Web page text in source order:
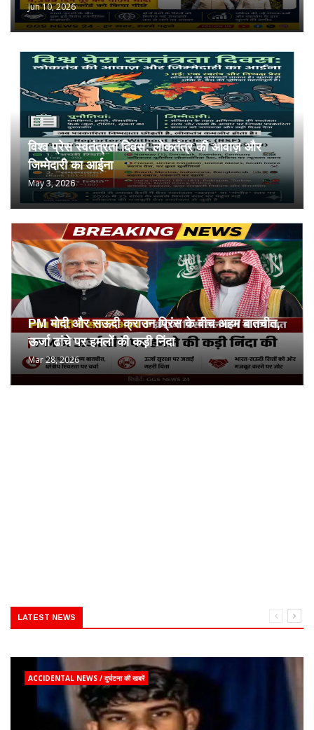
Jun 10, 2026
विश्व प्रेस स्वतंत्रता दिवस: लोकतंत्र की आवाज़ और
जिम्मेदारी का आईना
May 3, 2026
PM मोदी और सऊदी क्राउन प्रिंस के बीच अहम बातचीत,
ऊर्जा ढांचे पर हमलों की कड़ी निंदा
Mar 28, 2026
LATEST NEWS
ACCIDENTAL NEWS / दुर्घटना की खबरें